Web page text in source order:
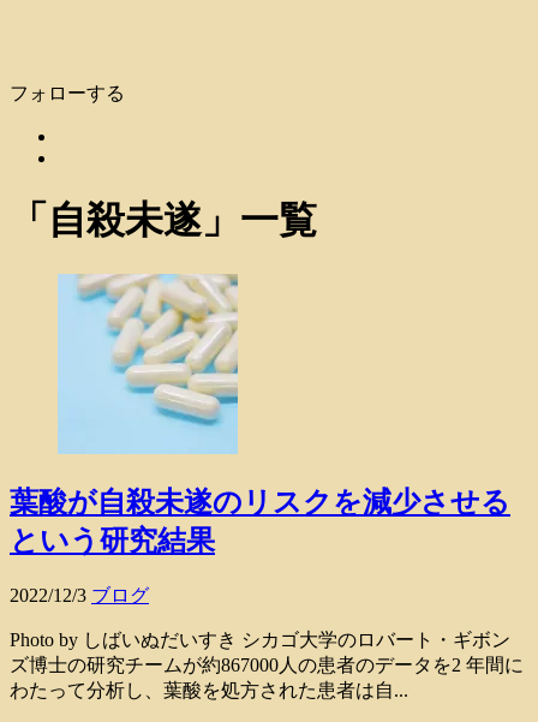
フォローする
「 自殺未遂」 一覧
葉酸が自殺未遂のリスクを減少させる
という研究結果
2022/12/3 ブログ
Photo by しばいぬだいすき シカゴ大学のロバート・ギボン
ズ博士の研究チームが約867000人の患者のデータを2 年間に
わたって分析し、葉酸を処方された患者は自...